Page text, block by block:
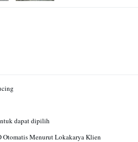
dapat dipilih
Otomatis Menurut Lokakarya Klien